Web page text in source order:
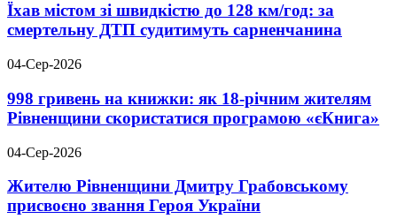
Їхав містом зі швидкістю до 128 км/год: за
смертельну ДТП судитимуть сарненчанина
04-Сер-2026
998 гривень на книжки: як 18-річним жителям
Рівненщини скористатися програмою «єКнига»
04-Сер-2026
Жителю Рівненщини Дмитру Грабовському
присвоєно звання Героя України